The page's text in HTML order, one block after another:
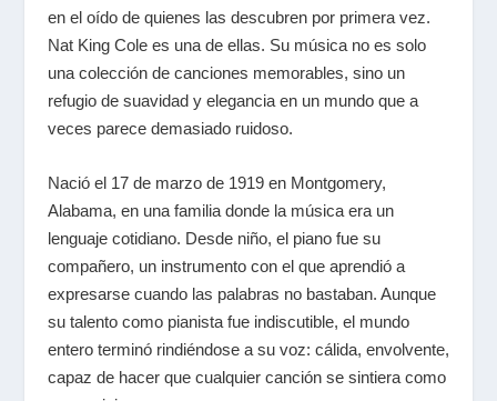
en el oído de quienes las descubren por primera vez.
Nat King Cole es una de ellas. Su música no es solo
una colección de canciones memorables, sino un
refugio de suavidad y elegancia en un mundo que a
veces parece demasiado ruidoso.
Nació el 17 de marzo de 1919 en Montgomery,
Alabama, en una familia donde la música era un
lenguaje cotidiano. Desde niño, el piano fue su
compañero, un instrumento con el que aprendió a
expresarse cuando las palabras no bastaban. Aunque
su talento como pianista fue indiscutible, el mundo
entero terminó rindiéndose a su voz: cálida, envolvente,
capaz de hacer que cualquier canción se sintiera como